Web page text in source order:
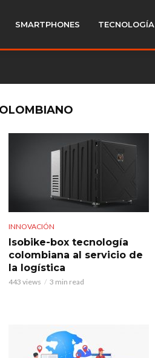
SMARTPHONES TECNOLOGÍA
INNOVACIÓN
Isobike-box tecnología
colombiana al servicio de
la logística
443 views 3 min read